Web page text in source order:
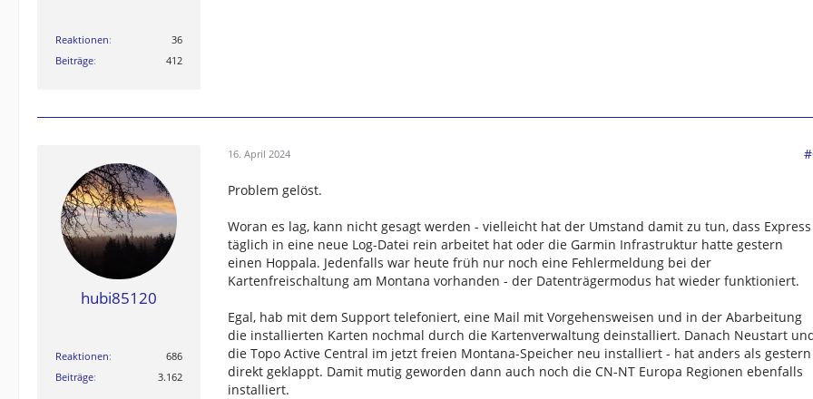
Reaktionen
36
Beiträge
412
hubi85120
Reaktionen
686
Beiträge
3.162
16. April 2024
Problem gelöst.
Woran es lag, kann nicht gesagt werden - vielleicht hat der Umstand damit zu tun, dass Express
täglich in eine neue Log-Datei rein arbeitet hat oder die Garmin Infrastruktur hatte gestern
einen Hoppala. Jedenfalls war heute früh nur noch eine Fehlermeldung bei der
Kartenfreischaltung am Montana vorhanden - der Datenträgermodus hat wieder funktioniert.
Egal, hab mit dem Support telefoniert, eine Mail mit Vorgehensweisen und in der Abarbeitung
die installierten Karten nochmal durch die Kartenverwaltung deinstalliert. Danach Neustart
die Topo Active Central im jetzt freien Montana-Speicher neu installiert - hat anders als gestern
direkt geklappt. Damit mutig geworden dann auch noch die CN-NT Europa Regionen ebenfalls
installiert.